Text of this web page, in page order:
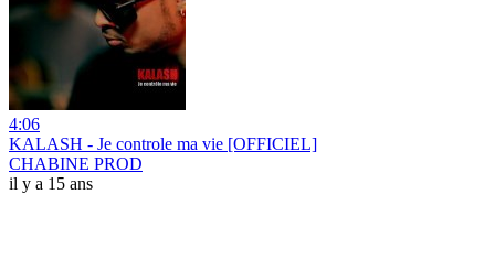
4:06
KALASH - Je controle ma vie [OFFICIEL]
CHABINE PROD
il y a 15 ans